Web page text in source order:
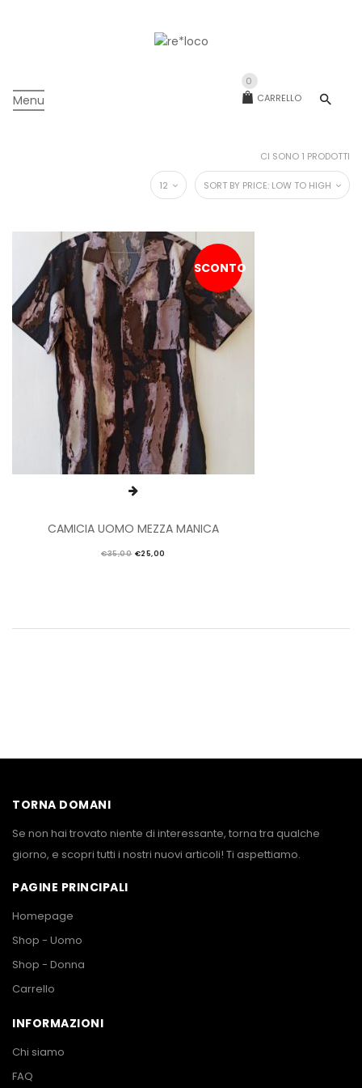
Menu CARRELLO
0
CI SONO 1 PRODOTTI
SORT BY PRICE: LOW TO HIGH
12
SCONTO
CAMICIA UOMO MEZZA MANICA
€35,00 €25,00
TORNA DOMANI
Se non hai trovato niente di interessante, torna tra qualche
giorno, e scopri tutti i nostri nuovi articoli! Ti aspettiamo.
PAGINE PRINCIPALI
Homepage
Shop - Uomo
Shop - Donna
Carrello
INFORMAZIONI
Chi siamo
FAQ